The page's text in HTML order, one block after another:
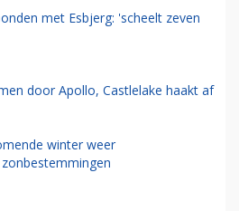
met Esbjerg: 'scheelt zeven
door Apollo, Castlelake haakt af
winter weer